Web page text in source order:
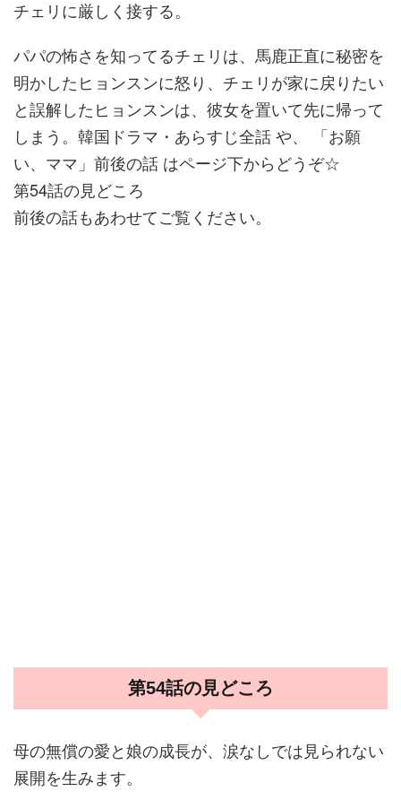
チェリに厳しく接する。
パパの怖さを知ってるチェリは、馬鹿正直に秘密を
明かしたヒョンスンに怒り、チェリが家に戻りたい
と誤解したヒョンスンは、彼女を置いて先に帰って
しまう。韓国ドラマ・あらすじ全話 や、 「お願
い、ママ」前後の話 はページ下からどうぞ☆
第54話の見どころ
前後の話もあわせてご覧ください。
第54話の見どころ
母の無償の愛と娘の成長が、涙なしでは見られない
展開を生みます。